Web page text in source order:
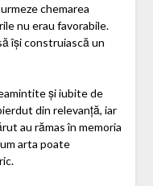
chemarea
nu erau favorabile.
își construiască un
și iubite de
din relevanță, iar
au rămas în memoria
arta poate